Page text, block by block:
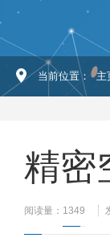
当前位置： 主
精密
阅读量： 1349